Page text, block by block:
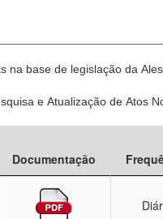
na base de legislação da
e Atualização de Atos
Documentação